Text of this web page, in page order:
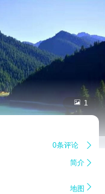
 1
0条评论 
简介 
地图 